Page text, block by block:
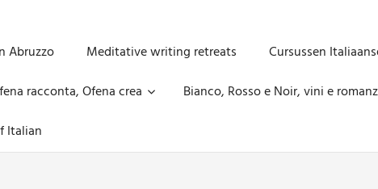
Abruzzo Meditative writing retreats
Cursussen
racconta, Ofena crea
Bianco, Rosso e Noir, vini e
Italian